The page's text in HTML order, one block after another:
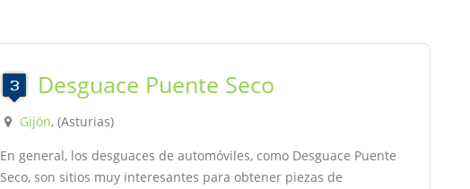
Desguace Puente Seco
Gijón, (Asturias)
En general, los desguaces de automóviles, como Desguace Puente
Seco, son sitios muy interesantes para obtener piezas de